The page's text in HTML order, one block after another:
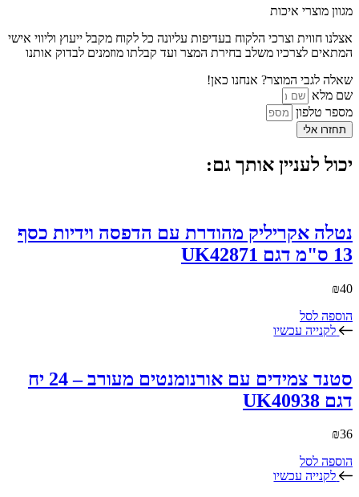
מגוון מוצרי איכות
אצלנו חווית וצרכי הלקוח בעדיפות עליונה כל לקוח מקבל ייעוץ וליווי אישי
המתאים לצרכיו משלב בחירת המצר ועד קבלתו מוזמנים לבדוק אותנו
שאלה לגבי המוצר? אנחנו כאן!
שם מלא
מספר טלפון
תחזרו אלי
יכול לעניין אותך גם:
נטלה אקריליק מהודרת עם הדפסה וידיות כסף
13 ס"מ דגם UK42871
₪40
הוספה לסל
לקנייה עכשיו
סטנד צמידים עם אורנומנטים מעורב – 24 יח
דגם UK40938
₪36
הוספה לסל
לקנייה עכשיו